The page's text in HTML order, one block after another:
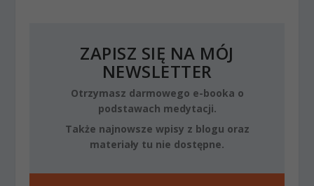
ZAPISZ SIĘ NA MÓJ
NEWSLETTER
Otrzymasz darmowego e-booka o
podstawach medytacji.
Także najnowsze wpisy z blogu oraz
materiały tu nie dostępne.